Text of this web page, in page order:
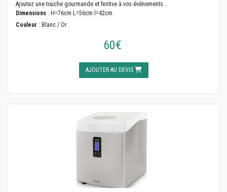
Ajoutez une touche gourmande et festive à vos événements...
Dimensions : H=76cm L=56cm l=42cm
Couleur : Blanc / Or
60€
AJOUTER AU DEVIS